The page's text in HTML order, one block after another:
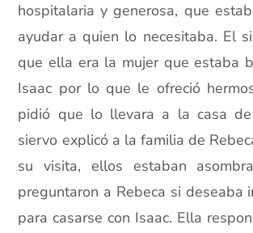
hospitalaria y generosa, que
ayudar a quien lo necesitaba. El
que ella era la mujer que estaba
Isaac por lo que le ofreció
pidió que lo llevara a la casa
siervo explicó a la familia de
su visita, ellos estaban
preguntaron a Rebeca si deseaba
para casarse con Isaac. Ella